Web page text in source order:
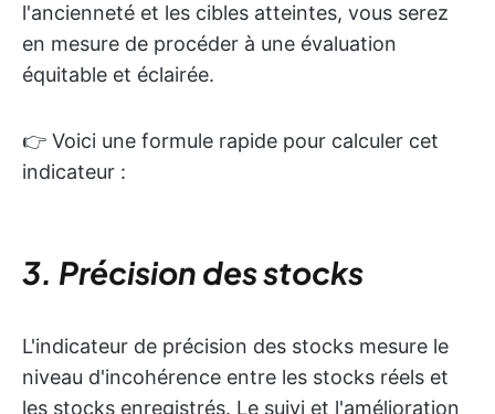
l'ancienneté et les cibles atteintes, vous serez
en mesure de procéder à une évaluation
équitable et éclairée.
👉 Voici une formule rapide pour calculer cet
indicateur :
3. Précision des stocks
L'indicateur de précision des stocks mesure le
niveau d'incohérence entre les stocks réels et
les stocks enregistrés. Le suivi et l'amélioration